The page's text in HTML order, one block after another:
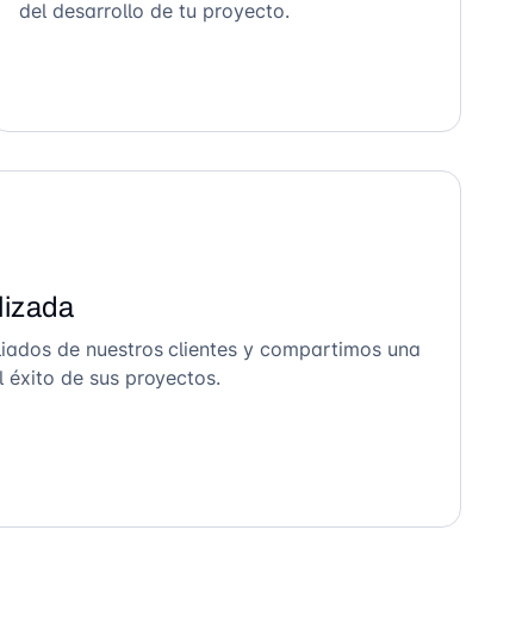
del desarrollo de tu proyecto.
de nuestros clientes y compartimos una
de sus proyectos.